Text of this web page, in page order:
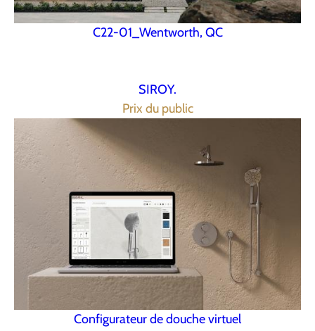
C22-01_Wentworth, QC
SIROY.
Prix du public
Configurateur de douche virtuel